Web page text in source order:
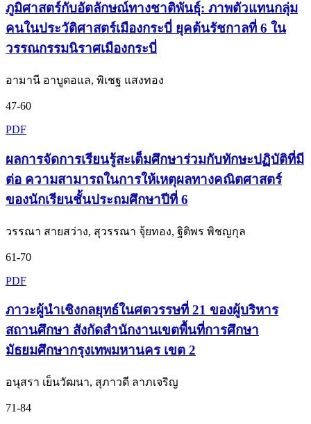
ภูมิศาสตร์กับอัตลักษณ์ทางชาติพันธุ์: ภาพตัวแทนกลุ่ม
คนในประวัติศาสตร์เมืองกระบี่ ยุคต้นรัชกาลที่ 6 ใน
วรรณกรรมนิราศเมืองกระบี่
อามานี อาบูดอแล, พิเชฐ แสงทอง
47-60
PDF
ผลการจัดการเรียนรู้สะเต็มศึกษาร่วมกับทักษะปฏิบัติที่มี
ต่อ ความสามารถในการให้เหตุผลทางคณิตศาสตร์
ของนักเรียนชั้นประถมศึกษาปีที่ 6
วรรณา สายสว่าง, สุวรรณา จุ้ยทอง, ฐิติพร พิชญกุล
61-70
PDF
ภาวะผู้นำเชิงกลยุทธ์ในศตวรรษที่ 21 ของผู้บริหาร
สถานศึกษา สังกัดสำนักงานเขตพื้นที่การศึกษา
มัธยมศึกษากรุงเทพมหานคร เขต 2
อนุสรา เย็นวัฒนา, สุภาวดี ลาภเจริญ
71-84